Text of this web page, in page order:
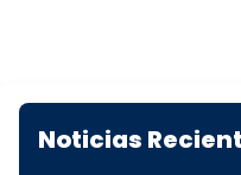
Noticias